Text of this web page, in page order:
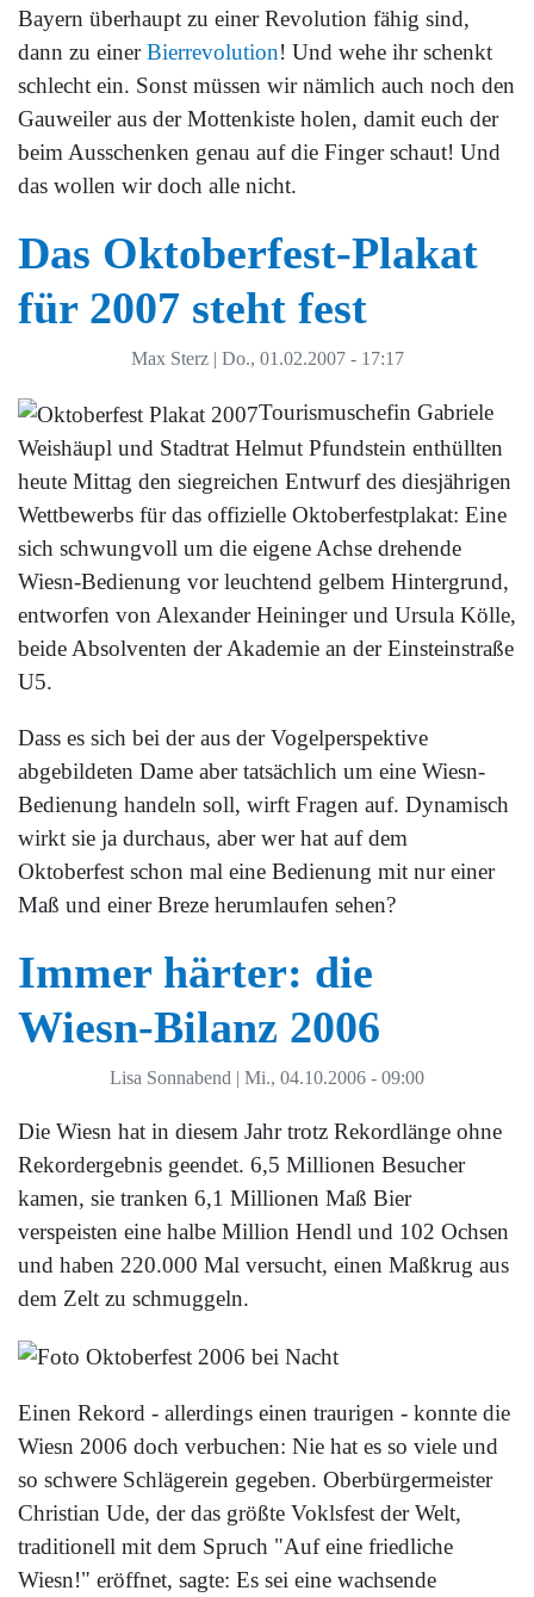
Bayern überhaupt zu einer Revolution fähig sind,
dann zu einerBierrevolution! Und wehe ihr schenkt
schlecht ein. Sonst müssen wir nämlich auch noch den
Gauweiler aus der Mottenkiste holen, damit euch der
beim Ausschenken genau auf die Finger schaut! Und
das wollen wir doch alle nicht.
Das Oktoberfest-Plakat
für 2007 steht fest
Max Sterz | Do., 01.02.2007 - 17:17
Tourismuschefin Gabriele
Weishäupl und Stadtrat Helmut Pfundstein enthüllten
heute Mittag den siegreichen Entwurf des diesjährigen
Wettbewerbs für das offizielle Oktoberfestplakat: Eine
sich schwungvoll um die eigene Achse drehende
Wiesn-Bedienung vor leuchtend gelbem Hintergrund,
entworfen von Alexander Heininger und Ursula Kölle,
beide Absolventen der Akademie an der Einsteinstraße
U5.
Dass es sich bei der aus der Vogelperspektive
abgebildeten Dame aber tatsächlich um eine Wiesn-
Bedienung handeln soll, wirft Fragen auf. Dynamisch
wirkt sie ja durchaus, aber wer hat auf dem
Oktoberfest schon mal eine Bedienung mit nur einer
Maß und einer Breze herumlaufen sehen?
Immer härter: die
Wiesn-Bilanz 2006
Lisa Sonnabend | Mi., 04.10.2006 - 09:00
Die Wiesn hat in diesem Jahr trotz Rekordlänge ohne
Rekordergebnis geendet. 6,5 Millionen Besucher
kamen, sie tranken 6,1 Millionen Maß Bier
verspeisten eine halbe Million Hendl und 102 Ochsen
und haben 220.000 Mal versucht, einen Maßkrug aus
dem Zelt zu schmuggeln.
Einen Rekord - allerdings einen traurigen - konnte die
Wiesn 2006 doch verbuchen: Nie hat es so viele und
so schwere Schlägerein gegeben. Oberbürgermeister
Christian Ude, der das größte Voklsfest der Welt,
traditionell mit dem Spruch "Auf eine friedliche
Wiesn!" eröffnet, sagte: Es sei eine wachsende